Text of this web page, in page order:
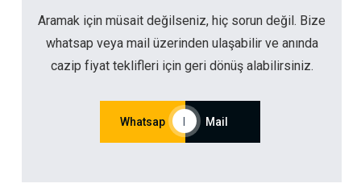
Aramak için müsait değilseniz, hiç sorun değil. Bize
whatsap veya mail üzerinden ulaşabilir ve anında
cazip fiyat teklifleri için geri dönüş alabilirsiniz.
Whatsap Mail